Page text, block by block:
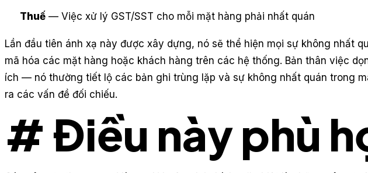
Thuế— Việc xử lý GST/SST cho mỗi mặt hàng phải nhất quán
Lần đầu tiên ánh xạ này được xây dựng, nó sẽ thể hiện mọi sự không nhất
mã hóa các mặt hàng hoặc khách hàng trên các hệ thống. Bản thân việc
ích — nó thường tiết lộ các bản ghi trùng lặp và sự không nhất quán trong
ra các vấn đề đối chiếu.
# Điều này phù